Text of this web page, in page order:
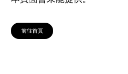
前往首頁